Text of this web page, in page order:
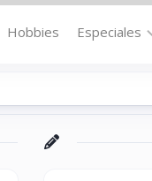
Hobbies Especiales
la